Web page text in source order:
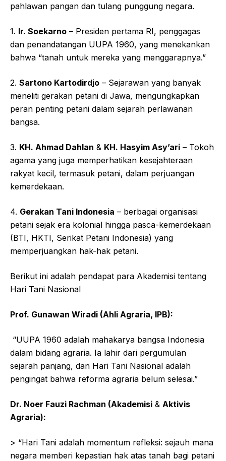
pahlawan pangan dan tulang punggung negara.
1. Ir. Soekarno – Presiden pertama RI, penggagas
dan penandatangan UUPA 1960, yang menekankan
bahwa “tanah untuk mereka yang menggarapnya.”
2. Sartono Kartodirdjo – Sejarawan yang banyak
meneliti gerakan petani di Jawa, mengungkapkan
peran penting petani dalam sejarah perlawanan
bangsa.
3. KH. Ahmad Dahlan & KH. Hasyim Asy’ari – Tokoh
agama yang juga memperhatikan kesejahteraan
rakyat kecil, termasuk petani, dalam perjuangan
kemerdekaan.
4. Gerakan Tani Indonesia – berbagai organisasi
petani sejak era kolonial hingga pasca-kemerdekaan
(BTI, HKTI, Serikat Petani Indonesia) yang
memperjuangkan hak-hak petani.
Berikut ini adalah pendapat para Akademisi tentang
Hari Tani Nasional
Prof. Gunawan Wiradi (Ahli Agraria, IPB):
“UUPA 1960 adalah mahakarya bangsa Indonesia
dalam bidang agraria. Ia lahir dari pergumulan
sejarah panjang, dan Hari Tani Nasional adalah
pengingat bahwa reforma agraria belum selesai.”
Dr. Noer Fauzi Rachman (Akademisi & Aktivis
Agraria):
> “Hari Tani adalah momentum refleksi: sejauh mana
negara memberi kepastian hak atas tanah bagi petani